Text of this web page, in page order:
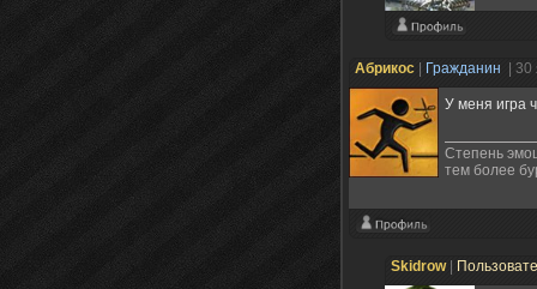
Абрикос Гражданин |
У меня игра
Степень
тем более
Skidrow|